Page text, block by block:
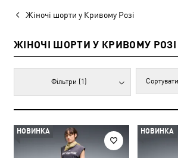
Жіночі шорти у Кривому Розі
ЖІНОЧІ ШОРТИ У КРИВОМУ РОЗІ
Фільтри (1)
НОВИНКА НОВИНКА